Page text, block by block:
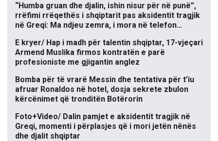
“Humba gruan dhe djalin, ishin nisur për në punë”,
rrëfimi rrëqethës i shqiptarit pas aksidentit tragjik
në Greqi: Ma ndjeu zemra, i mora në telefon…
E kryer/ Hap i madh për talentin shqiptar, 17-vjeçari
Armend Muslika firmos kontratën e parë
profesioniste me gjigantin anglez
Bomba për të vrarë Messin dhe tentativa për t’iu
afruar Ronaldos në hotel, dosja sekrete zbulon
kërcënimet që tronditën Botërorin
Foto+Video/ Dalin pamjet e aksidentit tragjik në
Greqi, momenti i përplasjes që i mori jetën nënës
dhe djalit shqiptar